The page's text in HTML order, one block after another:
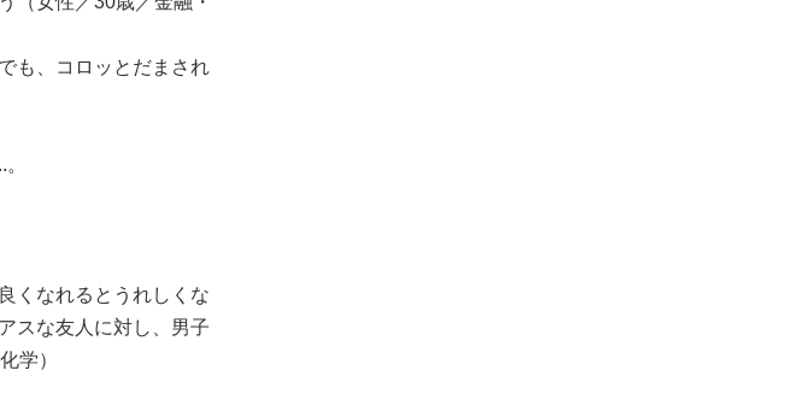
も、コロッとだまされ
くなれるとうれしくな
スな友人に対し、男子
学）